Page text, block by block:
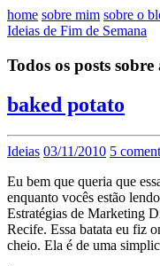
home sobre mim sobre o
Ideias de Fim de Semana
Todos os posts sobre
baked potato
Ideias 03/11/2010 5
Eu bem que queria que
enquanto vocês estão
Estratégias de Marketing
Recife. Essa batata eu fiz
cheio. Ela é de uma